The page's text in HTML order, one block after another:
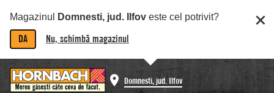
Magazinul Domnesti, jud. Ilfov este cel potrivit?
DA Nu, schimbă magazinul
Domnesti, jud. Ilfov